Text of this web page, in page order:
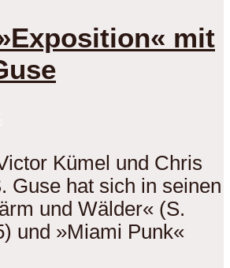
mit
Kümel und Chris
Guse hat sich in seinen
und Wälder« (S.
und »Miami Punk«